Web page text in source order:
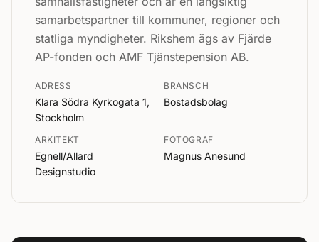
samarbetspartner till kommuner, regioner och
statliga myndigheter. Rikshem ägs av Fjärde
AP-fonden och AMF Tjänstepension AB.
ADRESS
Klara Södra Kyrkogata 1,
Stockholm
BRANSCH
Bostadsbolag
ARKITEKT
Egnell/Allard
Designstudio
FOTOGRAF
Magnus Anesund